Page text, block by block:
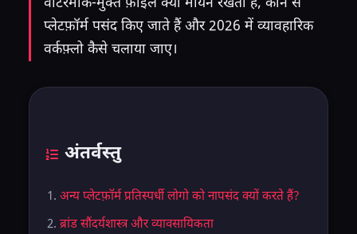
प्लेटफ़ॉर्म पसंद किए जाते हैं और 2026 में व्यावहारिक
वर्कफ़्लो कैसे चलाया जाए।
अंतर्वस्तु
अन्य प्लेटफ़ॉर्म प्रतिस्पर्धी लोगो को नापसंद क्यों करते हैं?
ब्रांड सौंदर्यशास्त्र और व्यावसायिकता